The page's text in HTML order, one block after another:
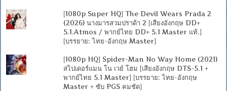
[1080p Super HQ] The Devil Wears Prada 2
(2026) นางมารสวมปราด้า 2 [เสียงอังกฤษ DD+
5.1.Atmos / พากย์ไทย DD+ 5.1 Master แท้.]
[บรรยาย: ไทย-อังกฤษ Master]
[1080p HQ] Spider-Man No Way Home (2021)
สไปเดอร์แมน โน เวย์ โฮม [เสียงอังกฤษ DTS-5.1 +
พากย์ไทย 5.1 Master] [บรรยาย: ไทย-อังกฤษ
Master + ซับ PGS คมชัด]